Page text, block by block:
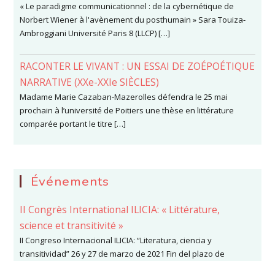
« Le paradigme communicationnel : de la cybernétique de
Norbert Wiener à l'avènement du posthumain » Sara Touiza-
Ambroggiani Université Paris 8 (LLCP) […]
RACONTER LE VIVANT : UN ESSAI DE ZOÉPOÉTIQUE
NARRATIVE (XXe-XXIe SIÈCLES)
Madame Marie Cazaban-Mazerolles défendra le 25 mai
prochain à l’université de Poitiers une thèse en littérature
comparée portant le titre […]
Événements
II Congrès International ILICIA: « Littérature,
science et transitivité »
II Congreso Internacional ILICIA: “Literatura, ciencia y
transitividad” 26 y 27 de marzo de 2021 Fin del plazo de